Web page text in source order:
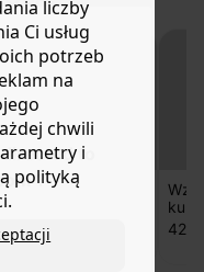
to
?
w językach
Wzór PDF
BELLEVILLE
42,90 zł
liczby
Ci usług
potrzeb
na
chwili
i
polityką